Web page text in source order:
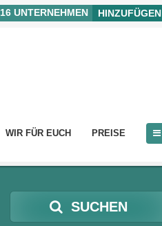
16 UNTERNEHMEN HINZUFÜGEN
WIR FÜR EUCH PREISE
SUCHEN